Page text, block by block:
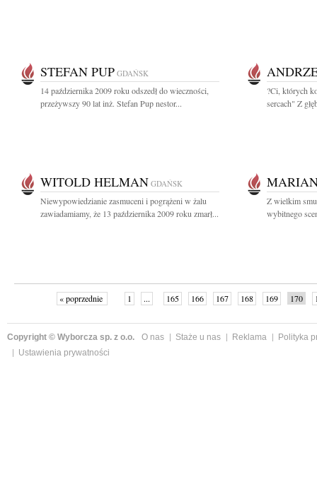
STEFAN PUP GDAŃSK
14 października 2009 roku odszedł do wieczności,
przeżywszy 90 lat inż. Stefan Pup nestor...
?Ci, których
sercach" Z
WITOLD HELMAN GDAŃSK
Niewypowiedzianie zasmuceni i pogrążeni w żalu
zawiadamiamy, że 13 października 2009 roku zmarł...
Z wielkim
wybitnego
« poprzednie 1 ... 165 166 167 168 169 170
Copyright © Wyborcza sp. z o.o. O nas Staże u nas Reklama
Polityka
Ustawienia prywatności